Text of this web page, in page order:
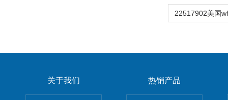
关于我们 热销产品